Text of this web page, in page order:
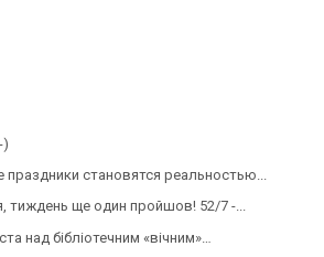
)
праздники становятся реальностью...
тиждень ще один пройшов! 52/7 -...
над бібліотечним «вічним»…